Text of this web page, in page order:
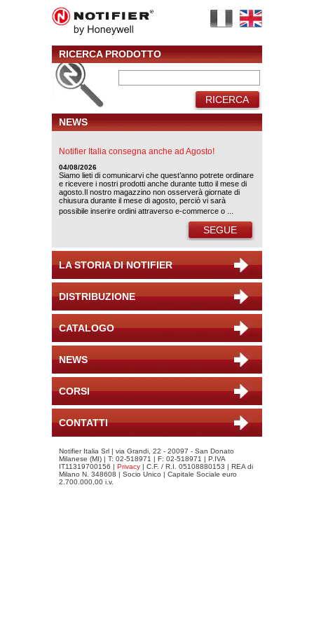
RICERCA PRODOTTO
RICERCA
NEWS
Notifier Italia consegna anche ad Agosto!
04/08/2026
Siamo lieti di comunicarvi che quest’anno potrete ordinare
e ricevere i nostri prodotti anche durante tutto il mese di
agosto.Il nostro magazzino non osserverà giornate di
chiusura durante il mese di agosto, perciò vi sarà
possibile inserire ordini attraverso e-commerce o ...
SEGUE
LA STORIA DI NOTIFIER
DISTRIBUZIONE
CATALOGO
NEWS
CORSI
CONTATTI
Notifier Italia Srl | via Grandi, 22 - 20097 - San Donato
Milanese (MI) | T: 02-518971 | F: 02-518971 | P.IVA
IT11319700156 | Privacy | C.F. / R.I. 05108880153 | REA di
Milano N. 348608 | Socio Unico | Capitale Sociale euro
2.700.000,00 i.v.